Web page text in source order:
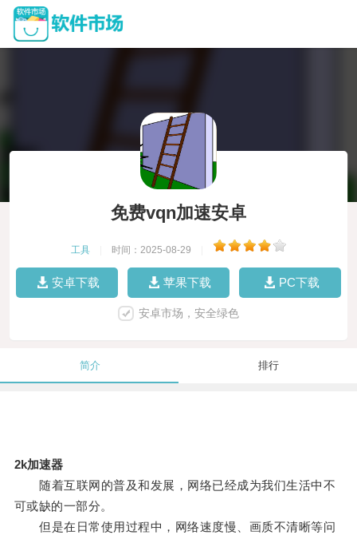
免费vqn加速安卓
工具 时间：2025-08-29
安卓下载 苹果下载 PC下载
安卓市场，安全绿色
简介 排行
2k加速器
随着互联网的普及和发展，网络已经成为我们生活中不
可或缺的一部分。
但是在日常使用过程中，网络速度慢、画质不清晰等问